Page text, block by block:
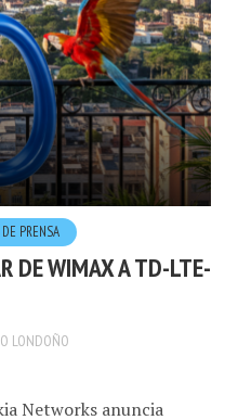
PRENSA
DE WIMAX A TD-LTE-
LONDOÑO
Networks anuncia